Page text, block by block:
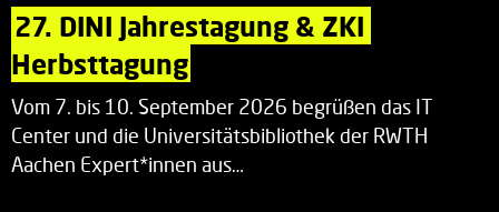
27. DINI Jahrestagung & ZKI
Herbsttagung
Vom 7. bis 10. September 2026 begrüßen das IT
Center und die Universitätsbibliothek der RWTH
Aachen Expert*innen aus…